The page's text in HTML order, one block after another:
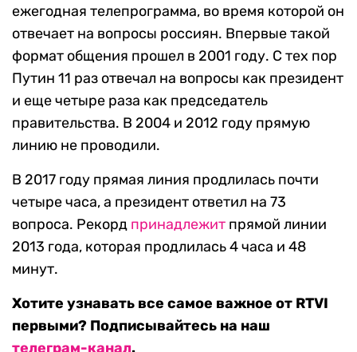
ежегодная телепрограмма, во время которой он
отвечает на вопросы россиян. Впервые такой
формат общения прошел в 2001 году. С тех пор
Путин 11 раз отвечал на вопросы как президент
и еще четыре раза как председатель
правительства. В 2004 и 2012 году прямую
линию не проводили.
В 2017 году прямая линия продлилась почти
четыре часа, а президент ответил на 73
вопроса. Рекорд принадлежит прямой линии
2013 года, которая продлилась 4 часа и 48
минут.
Хотите узнавать все самое важное от RTVI
первыми? Подписывайтесь на наш
телеграм-канал.